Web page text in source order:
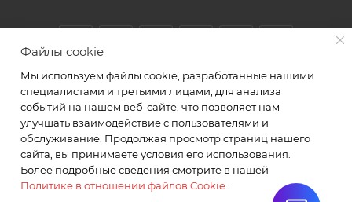
2026 © Магазин и сервис для внедорожников г.
Екатеринбург Крауля 182А/2. ИП Комаров А.Ю.
Файлы cookie
Мы используем файлы cookie, разработанные нашими
специалистами и третьими лицами, для анализа
событий на нашем веб-сайте, что позволяет нам
улучшать взаимодействие с пользователями и
обслуживание. Продолжая просмотр страниц нашего
сайта, вы принимаете условия его использования.
Более подробные сведения смотрите в нашей
Политике в отношении файлов Cookie